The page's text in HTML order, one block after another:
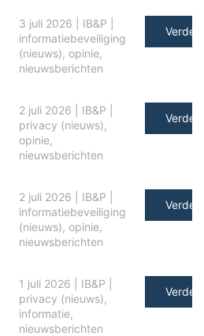
3 juli 2026 IB&P
informatiebeveiliging
(nieuws), opinie,
nieuwsberichten
Verder
2 juli 2026 IB&P
privacy (nieuws),
opinie,
nieuwsberichten
Verder
2 juli 2026 IB&P
informatiebeveiliging
(nieuws), opinie,
nieuwsberichten
Verder
1 juli 2026 IB&P
privacy (nieuws),
informatie,
nieuwsberichten
Verder